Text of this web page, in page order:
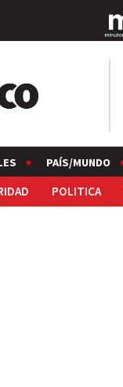
PAÍS/MUNDO
POLITICA